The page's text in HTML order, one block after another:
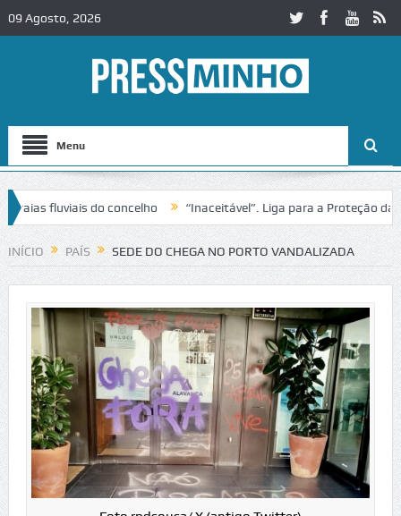
09 Agosto, 2026
Menu
fluviais do concelho “Inaceitável”. Liga para a Proteção da
no IC2 em Alcobaça Igreja do Castelo de Cerveira
INÍCIO PAÍS SEDE DO CHEGA NO PORTO VANDALIZADA